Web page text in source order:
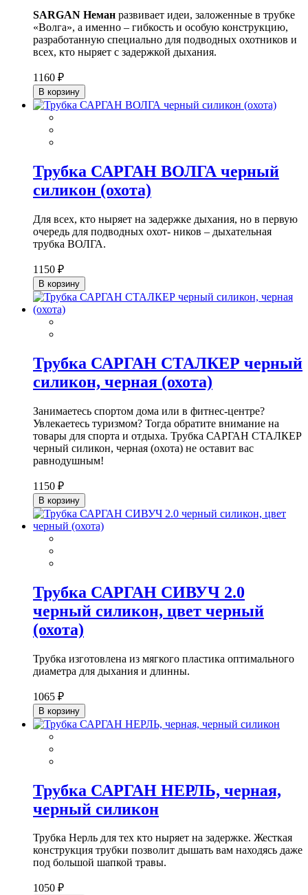
SARGAN Неман развивает идеи, заложенные в трубке
«Волга», а именно – гибкость и особую конструкцию,
разработанную специально для подводных охотников и
всех, кто ныряет с задержкой дыхания.
1160 ₽
В корзину
Трубка САРГАН ВОЛГА черный
силикон (охота)
Для всех, кто ныряет на задержке дыхания, но в первую
очередь для подводных охот- ников – дыхательная
трубка ВОЛГА.
1150 ₽
В корзину
Трубка САРГАН СТАЛКЕР черный
силикон, черная (охота)
Занимаетесь спортом дома или в фитнес-центре?
Увлекаетесь туризмом? Тогда обратите внимание на
товары для спорта и отдыха. Трубка САРГАН СТАЛКЕР
черный силикон, черная (охота) не оставит вас
равнодушным!
1150 ₽
В корзину
Трубка САРГАН СИВУЧ 2.0
черный силикон, цвет черный
(охота)
Трубка изготовлена из мягкого пластика оптимального
диаметра для дыхания и длинны.
1065 ₽
В корзину
Трубка САРГАН НЕРЛЬ, черная,
черный силикон
Трубка Нерль для тех кто ныряет на задержке. Жесткая
конструкция трубки позволит дышать вам находясь даже
под большой шапкой травы.
1050 ₽